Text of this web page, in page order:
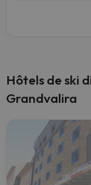
Hôtels de ski
Grandvalira